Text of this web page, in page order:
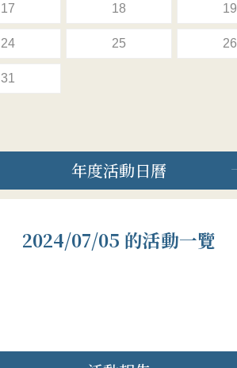
17 18 19
24 25 26
31
年度活動日曆
2024/07/05 的活動一覽